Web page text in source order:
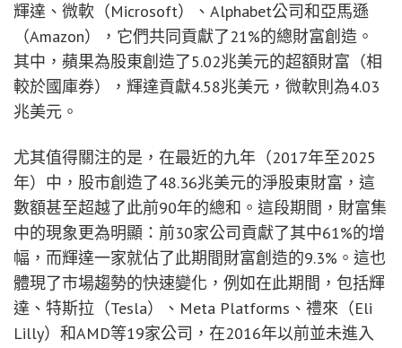
輝達、微軟（Microsoft）、Alphabet公司和亞馬遜
（Amazon），它們共同貢獻了21%的總財富創造。
其中，蘋果為股東創造了5.02兆美元的超額財富（相
較於國庫券），輝達貢獻4.58兆美元，微軟則為4.03
兆美元。
尤其值得關注的是，在最近的九年（2017年至2025
年）中，股市創造了48.36兆美元的淨股東財富，這
數額甚至超越了此前90年的總和。這段期間，財富集
中的現象更為明顯：前30家公司貢獻了其中61%的增
幅，而輝達一家就佔了此期間財富創造的9.3%。這也
體現了市場趨勢的快速變化，例如在此期間，包括輝
達、特斯拉（Tesla）、Meta Platforms、禮來（Eli
Lilly）和AMD等19家公司，在2016年以前並未進入